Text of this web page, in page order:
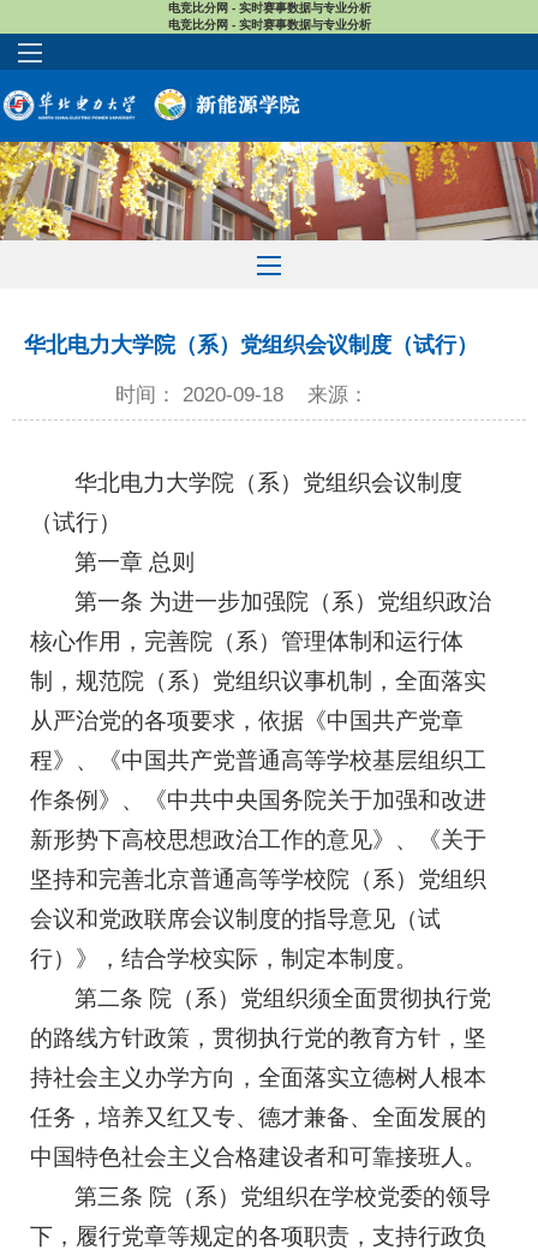
电竞比分网 - 实时赛事数据与专业分析
电竞比分网 - 实时赛事数据与专业分析
​华北电力大学院（系）党组织会议制度（试行）
时间： 2020-09-18 来源：
华北电力大学院（系）党组织会议制度
（试行）
第一章 总则
第一条 为进一步加强院（系）党组织政治
核心作用，完善院（系）管理体制和运行体
制，规范院（系）党组织议事机制，全面落实
从严治党的各项要求，依据《中国共产党章
程》、《中国共产党普通高等学校基层组织工
作条例》、《中共中央国务院关于加强和改进
新形势下高校思想政治工作的意见》、《关于
坚持和完善北京普通高等学校院（系）党组织
会议和党政联席会议制度的指导意见（试
行）》，结合学校实际，制定本制度。
第二条 院（系）党组织须全面贯彻执行党
的路线方针政策，贯彻执行党的教育方针，坚
持社会主义办学方向，全面落实立德树人根本
任务，培养又红又专、德才兼备、全面发展的
中国特色社会主义合格建设者和可靠接班人。
第三条 院（系）党组织在学校党委的领导
下，履行党章等规定的各项职责，支持行政负